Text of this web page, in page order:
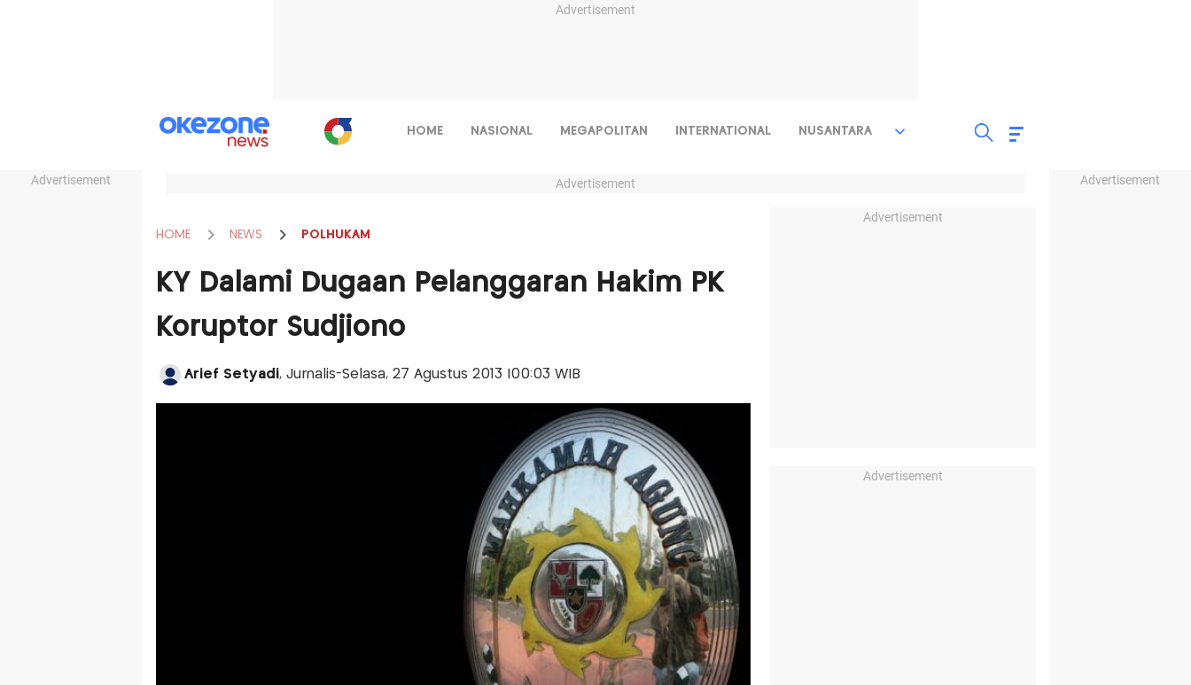
Advertisement
Advertisement Advertisement
HOME NASIONAL MEGAPOLITAN INTERNATIONAL NUSANTARA
Advertisement
HOME NEWS POLHUKAM
KY Dalami Dugaan Pelanggaran Hakim PK
Koruptor Sudjiono
Arief Setyadi, Jurnalis-Selasa, 27 Agustus 2013 |00:03 WIB
Advertisement
Advertisement